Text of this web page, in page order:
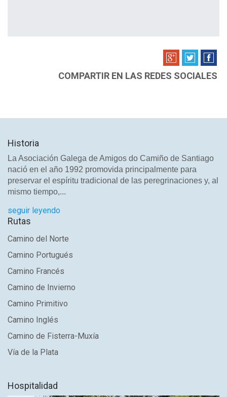
COMPARTIR EN LAS REDES SOCIALES
Historia
La Asociación Galega de Amigos do Camiño de Santiago
nació en el año 1992 promovida principalmente para
preservar el espíritu tradicional de las peregrinaciones y, al
mismo tiempo,...
seguir leyendo
Rutas
Camino del Norte
Camino Portugués
Camino Francés
Camino de Invierno
Camino Primitivo
Camino Inglés
Camino de Fisterra-Muxía
Vía de la Plata
Hospitalidad